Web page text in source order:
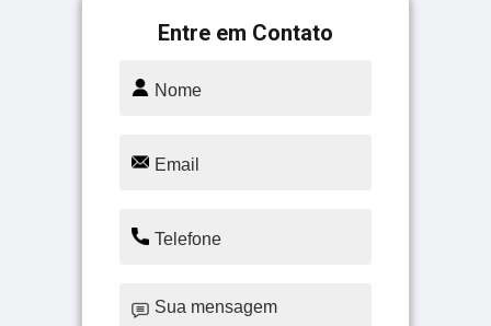
Entre em Contato